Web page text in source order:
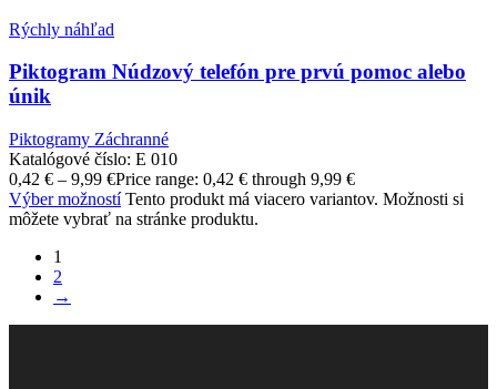
Rýchly náhľad
Piktogram Núdzový telefón pre prvú pomoc alebo
únik
Piktogramy Záchranné
Katalógové číslo: E 010
0,42 € – 9,99 €Price range: 0,42 € through 9,99 €
Výber možností Tento produkt má viacero variantov. Možnosti si
môžete vybrať na stránke produktu.
1
2
→